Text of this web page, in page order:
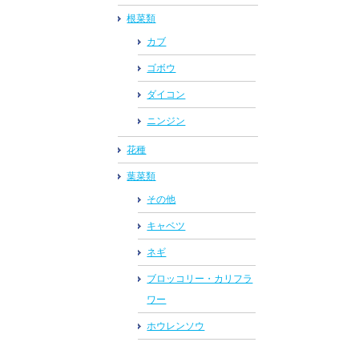
根菜類
カブ
ゴボウ
ダイコン
ニンジン
花種
葉菜類
その他
キャベツ
ネギ
ブロッコリー・カリフラ
ワー
ホウレンソウ